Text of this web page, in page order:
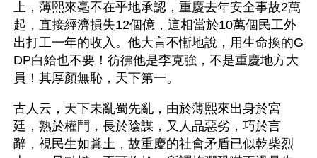
上，薄熙來毫不在乎地承認，重慶去年安全事故2萬
起，直接經濟損失12個億，這相當於10萬個民工外
出打工一年的收入。他大言不慚地說，用生命換的G
DP白給也不要！彷彿他是李克強，不是重慶地方大
員！其厚顏無恥，天下第一。
古人云，天下未亂蜀先亂，由於薄熙來出身於宮
廷，熟於權鬥，長於陰謀，又人品惡劣，巧於言
辭，視民生如糞土，故重慶的社會矛盾已似乾柴烈